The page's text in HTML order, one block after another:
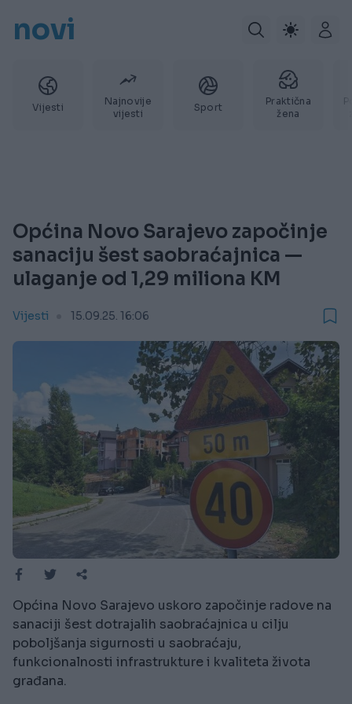
novi
Vijesti
Najnovije
vijesti
Sport
Praktična
žena
Općina Novo Sarajevo započinje
sanaciju šest saobraćajnica —
ulaganje od 1,29 miliona KM
Vijesti 15.09.25. 16:06
Općina Novo Sarajevo uskoro započinje radove na
sanaciji šest dotrajalih saobraćajnica u cilju
poboljšanja sigurnosti u saobraćaju,
funkcionalnosti infrastrukture i kvaliteta života
građana.